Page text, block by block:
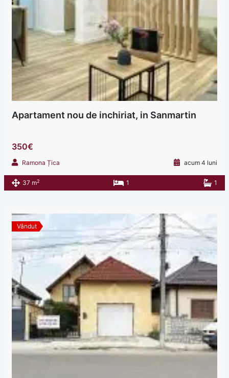
Apartament nou de inchiriat, in Sanmartin
350€
Ramona Țica acum 4 luni
37 m2 1 1
Vândut